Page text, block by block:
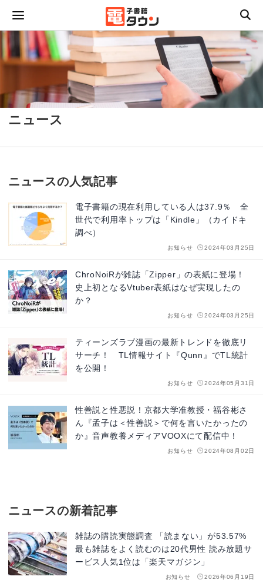
ニュース
ニュースの人気記事
電子書籍の現在利用している人は37.9％ 全
世代で利用率トップは「Kindle」（カイドキ
調べ）
お知らせ 2024年03月25日
ChroNoiRが雑誌「Zipper」の表紙に登場！
史上初となるVtuber表紙はなぜ実現したの
か？
お知らせ 2024年03月25日
ティーンズラブ漫画の最新トレンドを徹底リ
サーチ！ TL情報サイト『Qunn』でTL統計
を公開！
お知らせ 2024年05月31日
性善説と性悪説！京都大学准教授・福谷彬さ
ん『孟子は＜性善説＞で何を言いたかったの
か』音声教養メディアVOOXにて配信中！
お知らせ 2024年08月02日
ニュースの新着記事
雑誌の購読実態調査 「読まない」が53.57%
最も雑誌をよく読むのは20代男性 読み放題サ
ービス人気1位は「楽天マガジン」
お知らせ 2026年06月19日